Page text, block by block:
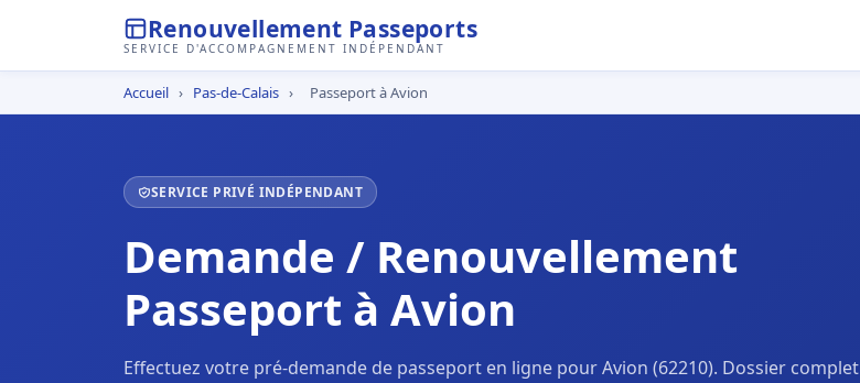
Renouvellement Passeports
SERVICE D'ACCOMPAGNEMENT INDÉPENDANT
Accueil › Pas-de-Calais › Passeport à Avion
SERVICE PRIVÉ INDÉPENDANT
Demande / Renouvellement
Passeport à Avion
Effectuez votre pré-demande de passeport en ligne pour Avion (62210). Dossier complet